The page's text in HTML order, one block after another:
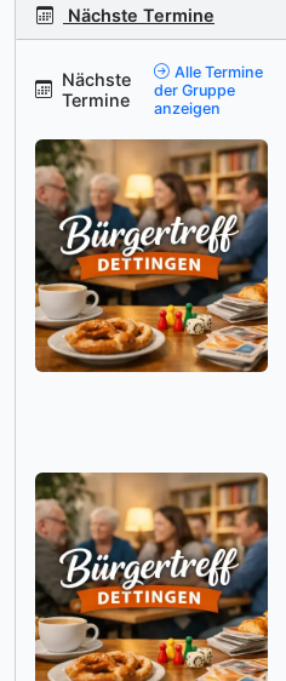
Nächste Termine
Nächste
Termine
Alle Termine
der Gruppe
anzeigen